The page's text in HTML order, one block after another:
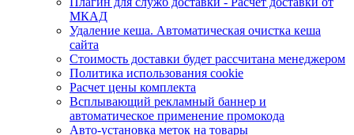
МКАД
Удаление кеша. Автоматическая очистка кеша
сайта
Стоимость доставки будет рассчитана менеджером
Политика использования cookie
Расчет цены комплекта
Всплывающий рекламный баннер и
автоматическое применение промокода
Авто-установка меток на товары